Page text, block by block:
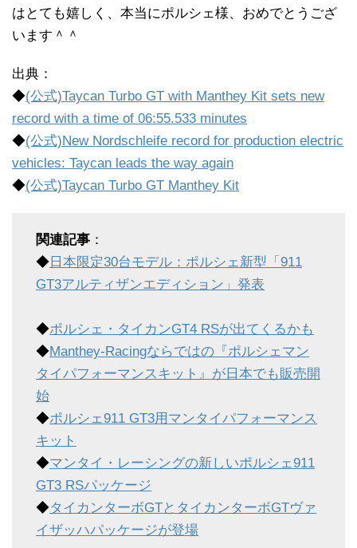
はとても嬉しく、本当にポルシェ様、おめでとうござ
います＾＾
出典：
◆(公式)Taycan Turbo GT with Manthey Kit sets new
record with a time of 06:55.533 minutes
◆(公式)New Nordschleife record for production electric
vehicles: Taycan leads the way again
◆(公式)Taycan Turbo GT Manthey Kit
関連記事 ：
◆ 日本限定30台モデル：ポルシェ新型「911
GT3アルティザンエディション」発表
◆ポルシェ・タイカンGT4 RSが出てくるかも
◆Manthey-Racingならではの『ポルシェマン
タイパフォーマンスキット』が日本でも販売開
始
◆ポルシェ911 GT3用マンタイパフォーマンス
キット
◆マンタイ・レーシングの新しいポルシェ911
GT3 RSパッケージ
◆タイカンターボGTとタイカンターボGTヴァ
イザッハパッケージが登場